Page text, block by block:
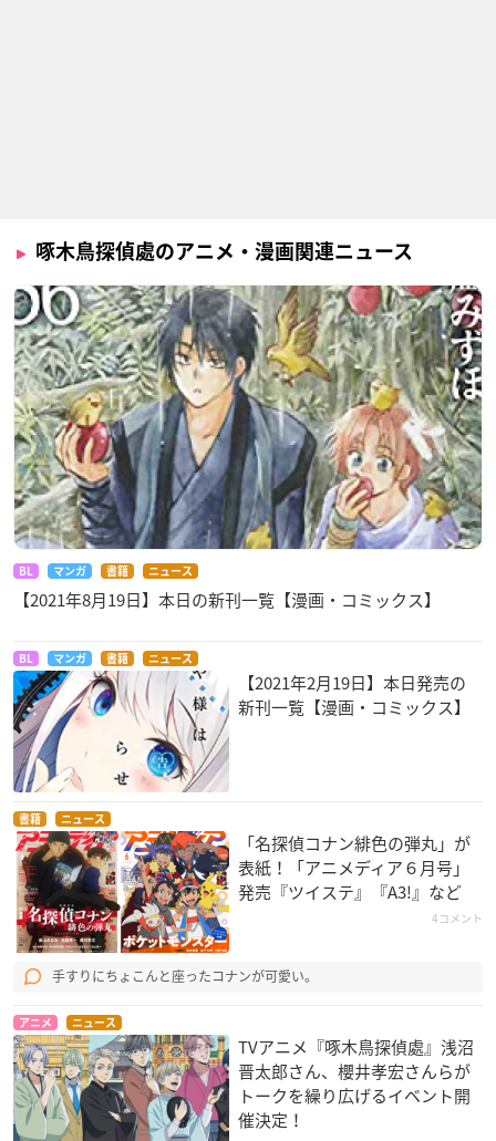
啄木鳥探偵處のアニメ・漫画関連ニュース
BL マンガ 書籍 ニュース
【2021年8月19日】本日の新刊一覧【漫画・コミックス】
BL マンガ 書籍 ニュース
【2021年2月19日】本日発売の
新刊一覧【漫画・コミックス】
書籍 ニュース
「名探偵コナン緋色の弾丸」が
表紙！「アニメディア６月号」
発売『ツイステ』『A3!』など
4コメント
手すりにちょこんと座ったコナンが可愛い。
アニメ ニュース
TVアニメ『啄木鳥探偵處』浅沼
晋太郎さん、櫻井孝宏さんらが
トークを繰り広げるイベント開
催決定！